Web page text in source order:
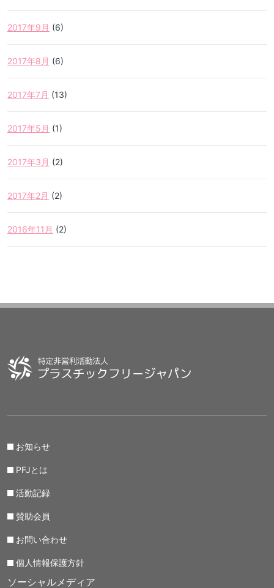
2017年9月 (6)
2017年8月 (6)
2017年7月 (13)
2017年5月 (1)
2017年3月 (2)
2017年2月 (2)
2016年11月 (2)
お知らせ
PFJとは
活動記録
賛助会員
お問い合わせ
個人情報保護方針
ソーシャルメディア